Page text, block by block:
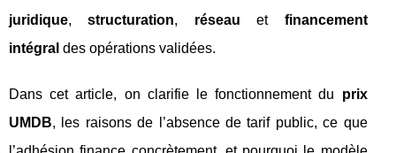
juridique,structuration, réseau et financement
intégral des opérations validées.
Dans cet article, on clarifie le fonctionnement du prix
UMDB, les raisons de l’absence de tarif public, ce que